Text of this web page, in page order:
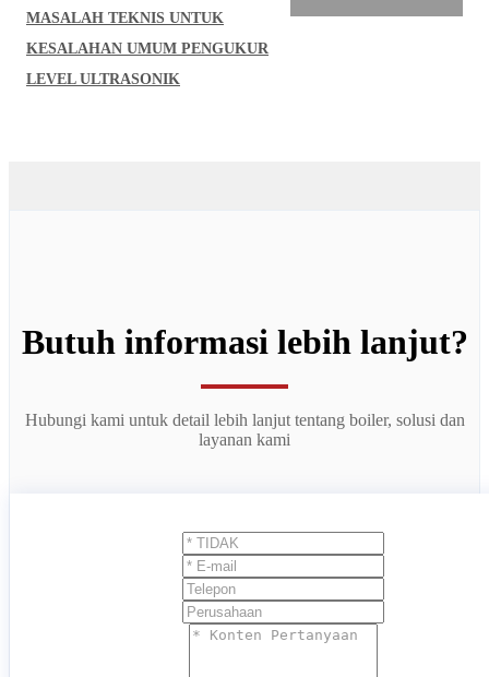
MASALAH TEKNIS UNTUK
KESALAHAN UMUM PENGUKUR
LEVEL ULTRASONIK
Butuh informasi lebih lanjut?
Hubungi kami untuk detail lebih lanjut tentang boiler, solusi dan
layanan kami